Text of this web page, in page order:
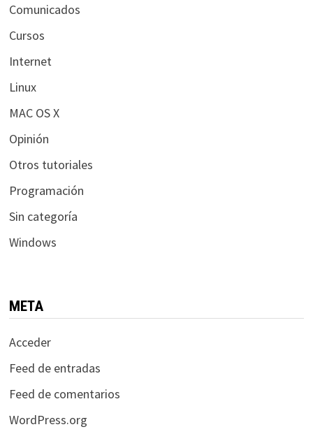
Comunicados
Cursos
Internet
Linux
MAC OS X
Opinión
Otros tutoriales
Programación
Sin categoría
Windows
META
Acceder
Feed de entradas
Feed de comentarios
WordPress.org